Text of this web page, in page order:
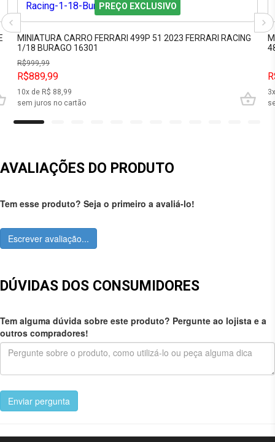
PREÇO EXCLUSIVO
MINIATURA CARRO FERRARI 499P 51 2023 FERRARI RACING
1/18 BURAGO 16301
R$999,99
R$889,99
10x de R$ 88,99
sem juros no cartão
3
AVALIAÇÕES DO PRODUTO
Tem esse produto? Seja o primeiro a avaliá-lo!
Escrever avaliação...
DÚVIDAS DOS CONSUMIDORES
Tem alguma dúvida sobre este produto? Pergunte ao lojista e a
outros compradores!
Enviar pergunta